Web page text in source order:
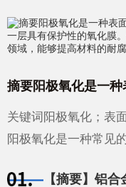
摘要阳极氧化是一种表面处理技术，通过电解作用在金属表面形成一层具有保护性的氧化膜。这种
关键词阳极氧化；表
阳极氧化是一种常见
够提高材料···【摘要】铝